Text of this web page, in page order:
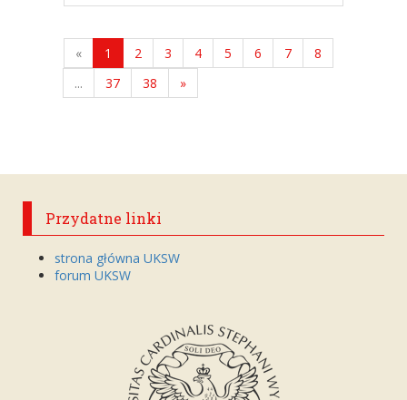
« 1 2 3 4 5 6 7
8
...
37 38 »
Przydatne linki
strona główna UKSW
forum UKSW